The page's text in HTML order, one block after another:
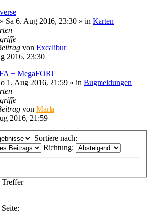
Sa 6. Aug 2016, 23:30 » in Karten
von Excalibur
2016, 23:30
+ MegaFORT
1. Aug 2016, 21:59 » in Bugmeldungen
von Marla
2016, 21:59
Sortiere nach:
Richtung:
Treffer